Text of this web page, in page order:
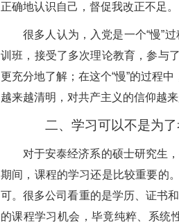
正确地认识自己，督促我改正不足。
很多人认为，入党是一个“慢”
训班，接受了多次理论教育，参与
更充分地了解；在这个“慢”的过程
越来越清明，对共产主义的信仰越
二、学习可以不是为
对于安泰经济系的硕士研究生
期间，课程的学习还是比较重要的
可。很多公司看重的是学历、证书
的课程学习机会，毕竟纯粹、系统